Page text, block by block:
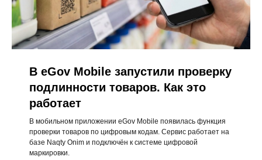
В eGov Mobile запустили проверку
подлинности товаров. Как это
работает
В мобильном приложении eGov Mobile появилась функция
проверки товаров по цифровым кодам. Сервис работает на
базе Naqty Onim и подключён к системе цифровой
маркировки.